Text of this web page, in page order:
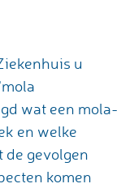
u
wat een mola-
en welke
gevolgen
komen